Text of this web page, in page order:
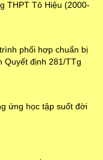
THPT Tô Hiệu (2000-
phối hợp chuẩn bị
Quyết định 281/TTg
ứng học tập suốt đời